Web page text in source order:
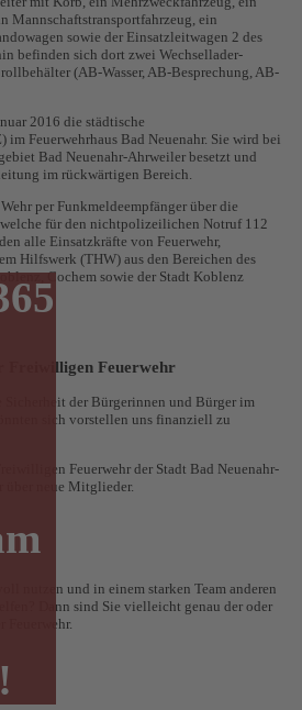
Mannschaftstransportfahrzeug, ein
sowie der Einsatzleitwagen 2 des
befinden sich dort zwei Wechsellader-
(AB-Wasser, AB-Besprechung, AB-
2016 die städtische
im Feuerwehrhaus Bad Neuenahr. Sie wird bei
Bad Neuenahr-Ahrweiler besetzt und
im rückwärtigen Bereich.
per Funkmeldeempfänger über die
für den nichtpolizeilichen Notruf 112
alle Einsatzkräfte von Feuerwehr,
Hilfswerk (THW) aus den Bereichen des
Cochem sowie der Stadt Koblenz
Feuerwehr
der Bürgerinnen und Bürger im
sich vorstellen uns finanziell zu
Feuerwehr der Stadt Bad Neuenahr-
über neue Mitglieder.
nutzen und in einem starken Team anderen
Dann sind Sie vielleicht genau der oder
Feuerwehr.